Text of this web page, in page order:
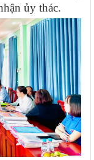
ủy thác.